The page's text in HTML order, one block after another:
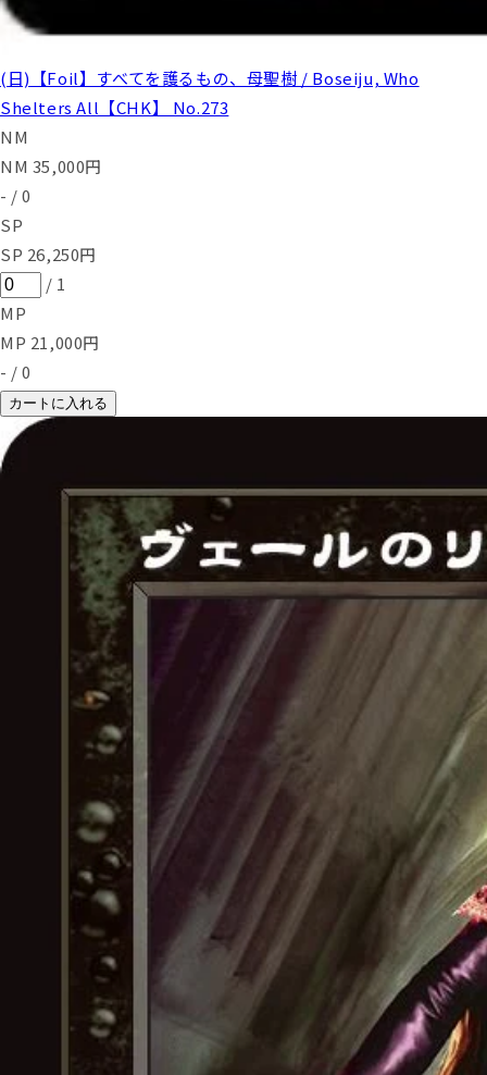
(日)【Foil】すべてを護るもの、母聖樹 / Boseiju, Who
Shelters All【CHK】 No.273
NM
NM 35,000円
- / 0
SP
SP 26,250円
/ 1
MP
MP 21,000円
- / 0
カートに入れる